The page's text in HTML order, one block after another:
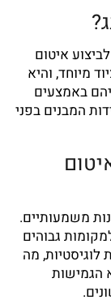
איטום
מיוחד, והיא
באמצעים
המבנים בפני
משמעותיים.
גבוהים
לוגיסטיות, מה
הגמישות